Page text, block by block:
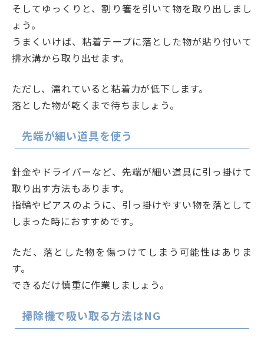
そしてゆっくりと、割り箸を引いて物を取り出しまし
ょう。
うまくいけば、粘着テープに落とした物が貼り付いて
排水溝から取り出せます。
ただし、濡れていると粘着力が低下します。
落とした物が乾くまで待ちましょう。
先端が細い道具を使う
針金やドライバーなど、先端が細い道具に引っ掛けて
取り出す方法もあります。
指輪やピアスのように、引っ掛けやすい物を落として
しまった時におすすめです。
ただ、落とした物を傷つけてしまう可能性はありま
す。
できるだけ慎重に作業しましょう。
掃除機で吸い取る方法はNG